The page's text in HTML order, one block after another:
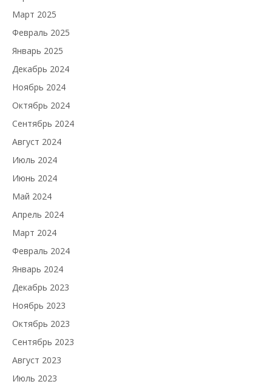
Март 2025
Февраль 2025
Январь 2025
Декабрь 2024
Ноябрь 2024
Октябрь 2024
Сентябрь 2024
Август 2024
Июль 2024
Июнь 2024
Май 2024
Апрель 2024
Март 2024
Февраль 2024
Январь 2024
Декабрь 2023
Ноябрь 2023
Октябрь 2023
Сентябрь 2023
Август 2023
Июль 2023